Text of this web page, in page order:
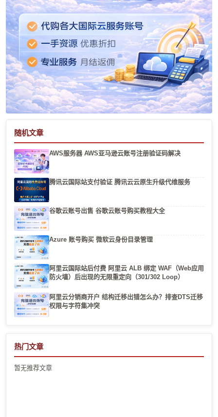
随机文章
AWS服务器 AWS亚马逊云账号注册验证码解决
腾讯云国际站支付验证 腾讯云云原生升级代维服务
谷歌云账号出售 谷歌云账号购买教程大全
Azure 账号购买 微软云身份目录管理
阿里云国际站后付费 阿里云 ALB 绑定 WAF（Web应用
防火墙）后出现的无限重定向（301/302 Loop）
阿里云分销商开户 结构迁移出错怎么办？排查DTS迁移
权限与字符集冲突
热门文章
暂无推荐文章